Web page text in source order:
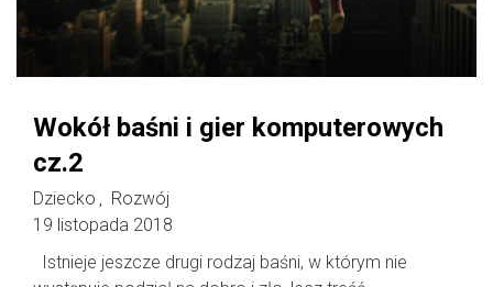
Wokół baśni i gier komputerowych
cz.2
Dziecko
Rozwój
19 listopada 2018
Istnieje jeszcze drugi rodzaj baśni, w którym nie